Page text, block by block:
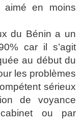
aimé en moins
du Bénin a un
car il s’agit
au début du
les problèmes
sérieux
de voyance
ou par